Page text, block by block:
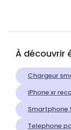
À découvrir
Chargeur
iPhone xr
Smartphone
Telephone